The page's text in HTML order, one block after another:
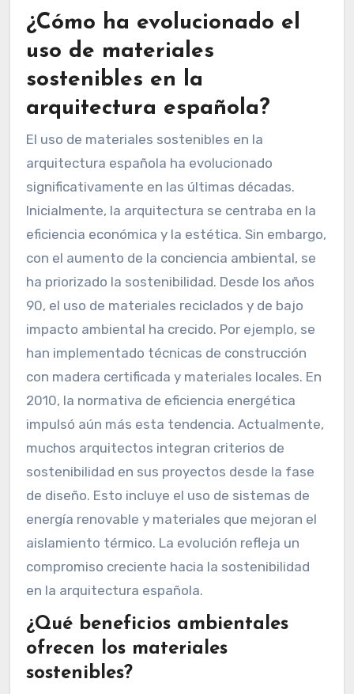
¿Cómo ha evolucionado el
uso de materiales
sostenibles en la
arquitectura española?
El uso de materiales sostenibles en la
arquitectura española ha evolucionado
significativamente en las últimas décadas.
Inicialmente, la arquitectura se centraba en la
eficiencia económica y la estética. Sin embargo,
con el aumento de la conciencia ambiental, se
ha priorizado la sostenibilidad. Desde los años
90, el uso de materiales reciclados y de bajo
impacto ambiental ha crecido. Por ejemplo, se
han implementado técnicas de construcción
con madera certificada y materiales locales. En
2010, la normativa de eficiencia energética
impulsó aún más esta tendencia. Actualmente,
muchos arquitectos integran criterios de
sostenibilidad en sus proyectos desde la fase
de diseño. Esto incluye el uso de sistemas de
energía renovable y materiales que mejoran el
aislamiento térmico. La evolución refleja un
compromiso creciente hacia la sostenibilidad
en la arquitectura española.
¿Qué beneficios ambientales
ofrecen los materiales
sostenibles?